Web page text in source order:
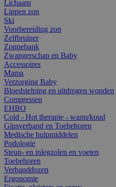
Lichaam
Lippen zon
Ski
Voorbereiding zon
Zelfbruiner
Zonnebank
Zwangerschap en Baby
Accessoires
Mama
Verzorging Baby
Bloedstelping en uitdrogen wonden
Compressen
EHBO
Cold - Hot therapie - warm/koud
Gipsverband en Toebehoren
Medische hulpmiddelen
Podologie
Steun- en inlegzolen en voeten
Toebehoren
Verbanddozen
Ergonomie